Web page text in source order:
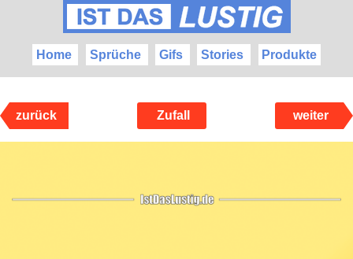
Home Sprüche Gifs Stories Produkte
zurück Zufall weiter